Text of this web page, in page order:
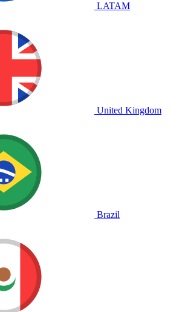
LATAM
United Kingdom
Brazil